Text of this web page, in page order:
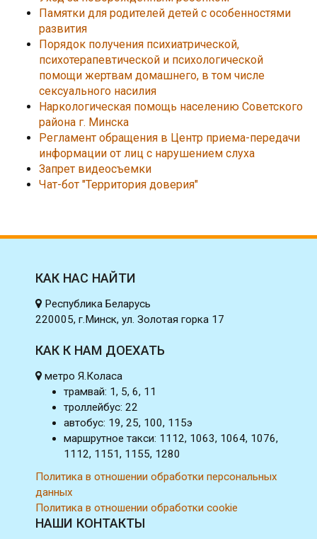
Памятки для родителей детей с особенностями
развития
Порядок получения психиатрической,
психотерапевтической и психологической
помощи жертвам домашнего, в том числе
сексуального насилия
Наркологическая помощь населению Советского
района г. Минска
Регламент обращения в Центр приема-передачи
информации от лиц с нарушением слуха
Запрет видеосъемки
Чат-бот "Территория доверия"
КАК НАС НАЙТИ
Республика Беларусь
220005, г.Минск, ул. Золотая горка 17
КАК К НАМ ДОЕХАТЬ
метро Я.Коласа
трамвай: 1, 5, 6, 11
троллейбус: 22
автобус: 19, 25, 100, 115э
маршрутное такси: 1112, 1063, 1064, 1076,
1112, 1151, 1155, 1280
Политика в отношении обработки персональных
данных
Политика в отношении обработки cookie
НАШИ КОНТАКТЫ